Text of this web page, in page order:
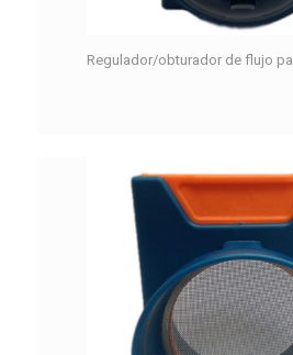
Regulador/obturador de flujo